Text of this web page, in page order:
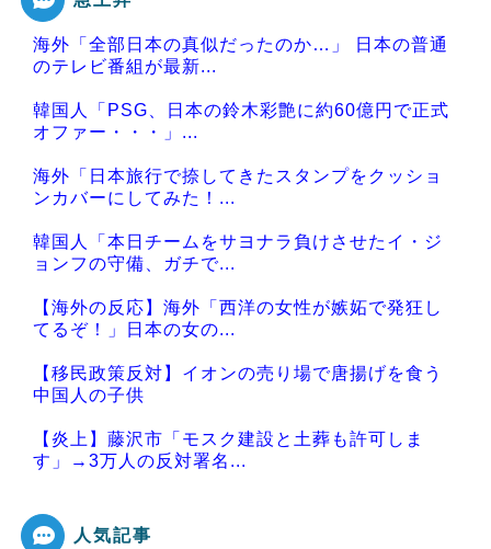
海外「全部日本の真似だったのか…」 日本の普通
のテレビ番組が最新...
韓国人「PSG、日本の鈴木彩艶に約60億円で正式
オファー・・・」...
海外「日本旅行で捺してきたスタンプをクッショ
ンカバーにしてみた！...
韓国人「本日チームをサヨナラ負けさせたイ・ジ
ョンフの守備、ガチで...
【海外の反応】海外「西洋の女性が嫉妬で発狂し
てるぞ！」日本の女の...
【移民政策反対】イオンの売り場で唐揚げを食う
中国人の子供
【炎上】藤沢市「モスク建設と土葬も許可しま
す」→3万人の反対署名...
人気記事